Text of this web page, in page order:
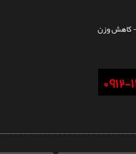
کاهش وزن